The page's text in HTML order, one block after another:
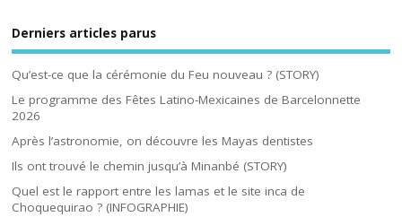
Derniers articles parus
Qu’est-ce que la cérémonie du Feu nouveau ? (STORY)
Le programme des Fêtes Latino-Mexicaines de Barcelonnette
2026
Après l’astronomie, on découvre les Mayas dentistes
Ils ont trouvé le chemin jusqu’à Minanbé (STORY)
Quel est le rapport entre les lamas et le site inca de
Choquequirao ? (INFOGRAPHIE)